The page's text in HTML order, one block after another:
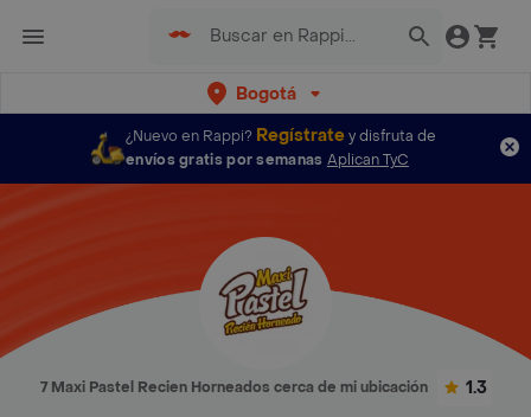
Bogotá
¿Nuevo en Rappi? Regístratey disfruta de
envíos gratis por semanas Aplican TyC
7 Maxi Pastel Recien Horneados cerca de mi ubicación 1.3